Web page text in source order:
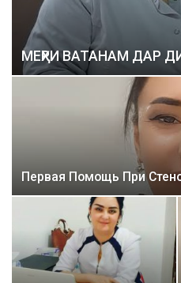
МЕҲРИ ВАТАНАМ ДАР
Первая Помощь При